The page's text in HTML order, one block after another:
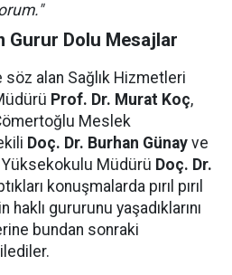
Gurur Dolu Mesajlar
alan Sağlık Hizmetleri
Prof. Dr. Murat Koç,
Meslek
Doç. Dr. Burhan Günay ve
Müdürü Doç. Dr.
konuşmalarda pırıl pırıl
gururunu yaşadıklarını
bundan sonraki